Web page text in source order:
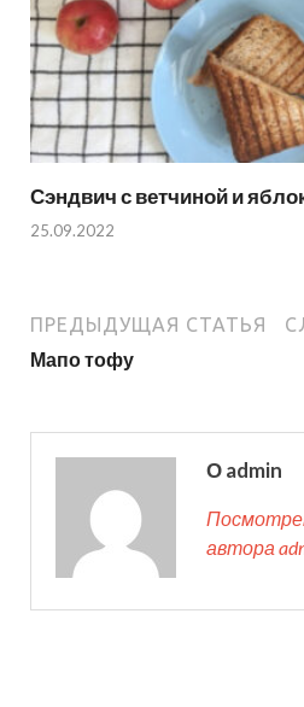
Сэндвич с ветчиной и
25.09.2022
ПРЕДЫДУЩАЯ СТАТЬЯ
Мапо тофу
О admin
автора